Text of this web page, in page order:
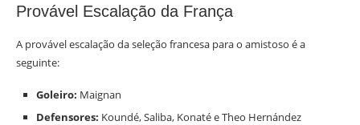
Provável Escalação da França
A provável escalação da seleção francesa para o amistoso é a
seguinte:
Goleiro: Maignan
Defensores: Koundé, Saliba, Konaté e Theo Hernández